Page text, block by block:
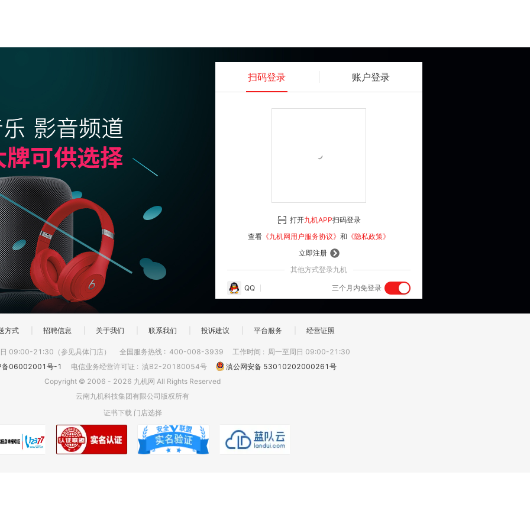
扫码登录 账户登录
登 录
立即注册
其他方式登录九机
QQ 三个月内免登录
打开九机APP扫码登录
查看 《九机网用户服务协议》 和 《隐私政策》
方式 招聘信息 关于我们 联系我们 投诉建议 平台服务 经营证照
09:00-21:30（参见具体门店） 全国服务热线 : 400-008-3939 工作时间 : 周一至周日 09:00-21:30
备06002001号-1
电信业务经营许可证 : 滇B2-20180054号
滇公网安备 53010202000261号
Copyright © 2006 - 2026 九机网 All Rights Reserved
云南九机科技集团有限公司版权所有
证书下载 门店选择